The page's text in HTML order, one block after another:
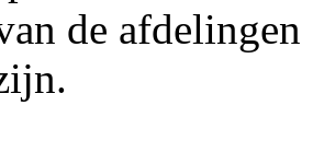
de